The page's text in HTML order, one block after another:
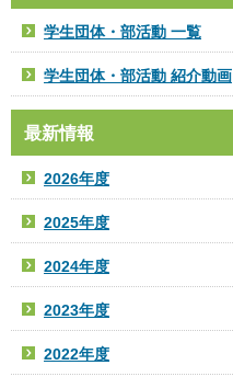
学生団体・部活動 一覧
学生団体・部活動 紹介動画
最新情報
2026年度
2025年度
2024年度
2023年度
2022年度